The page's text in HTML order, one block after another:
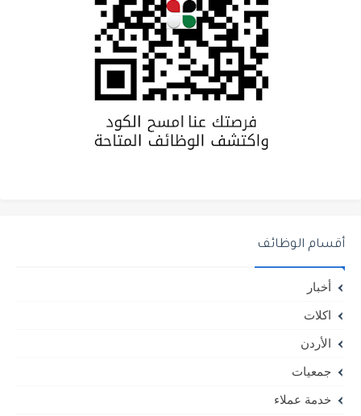
أقسام الوظائف
أخبار
اكلات
الأردن
جمعيات
خدمة عملاء